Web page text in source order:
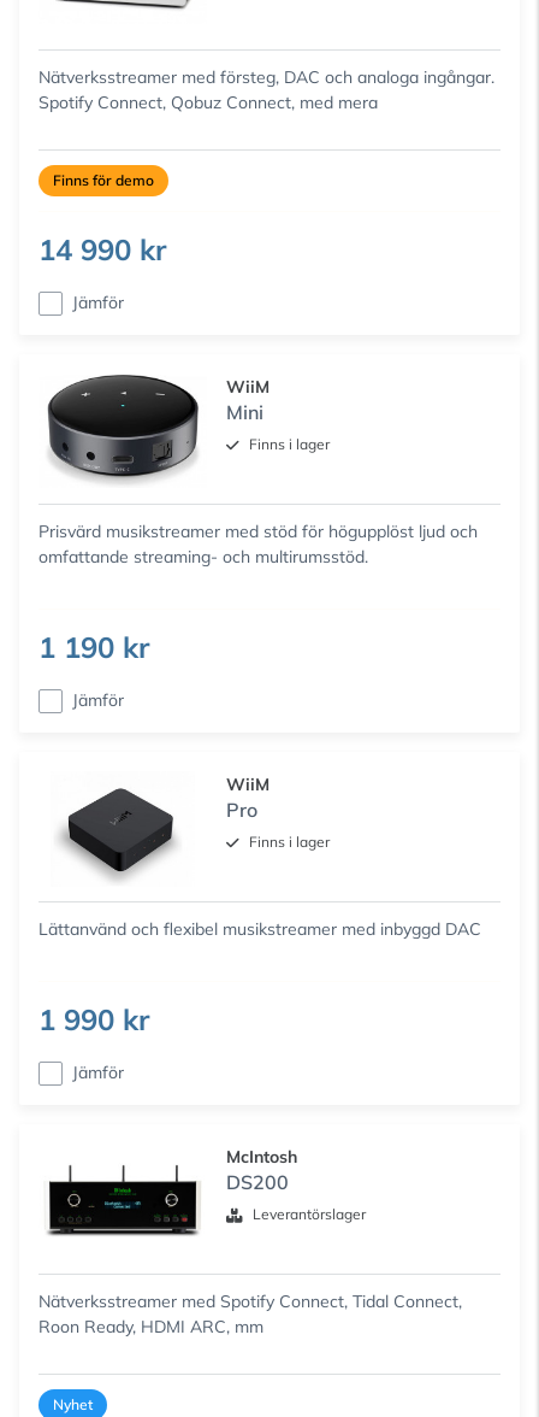
Nätverksstreamer med försteg, DAC och analoga ingångar.
Spotify Connect, Qobuz Connect, med mera
Finns för demo
14 990 kr
Jämför
WiiM
Mini
Finns i lager
Prisvärd musikstreamer med stöd för högupplöst ljud och
omfattande streaming- och multirumsstöd.
1 190 kr
Jämför
WiiM
Pro
Finns i lager
Lättanvänd och flexibel musikstreamer med inbyggd DAC
1 990 kr
Jämför
McIntosh
DS200
Leverantörslager
Nätverksstreamer med Spotify Connect, Tidal Connect,
Roon Ready, HDMI ARC, mm
Nyhet